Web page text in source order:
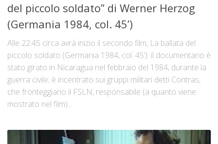
del piccolo soldato” di Werner Herzog
(Germania 1984, col. 45’)
Alle 22.45 circa avrà inizio il secondo film, La ballata del
piccolo soldato (Germania 1984, col. 45’): il documentario è
stato girato in Nicaragua nel febbraio del 1984, durante la
guerra civile; è incentrato sui gruppi militari detti Contras,
che fronteggiano il FSLN, responsabile (a quanto viene
mostrato nel film)...